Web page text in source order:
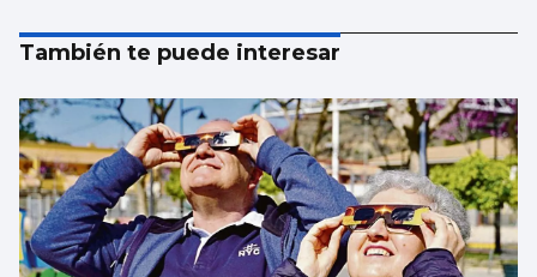
También te puede interesar